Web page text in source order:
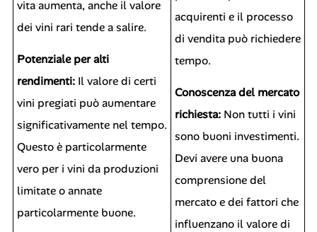
vita aumenta, anche il valore
dei vini rari tende a salire.
Potenziale per alti
rendimenti:Il valore di certi
vini pregiati può aumentare
significativamente nel tempo.
Questo è particolarmente
vero per i vini da produzioni
limitate o annate
particolarmente buone.
acquirenti e il processo
di vendita può richiedere
tempo.
Conoscenza del mercato
richiesta:Non tutti i vini
sono buoni investimenti.
Devi avere una buona
comprensione del
mercato e dei fattori che
influenzano il valore di